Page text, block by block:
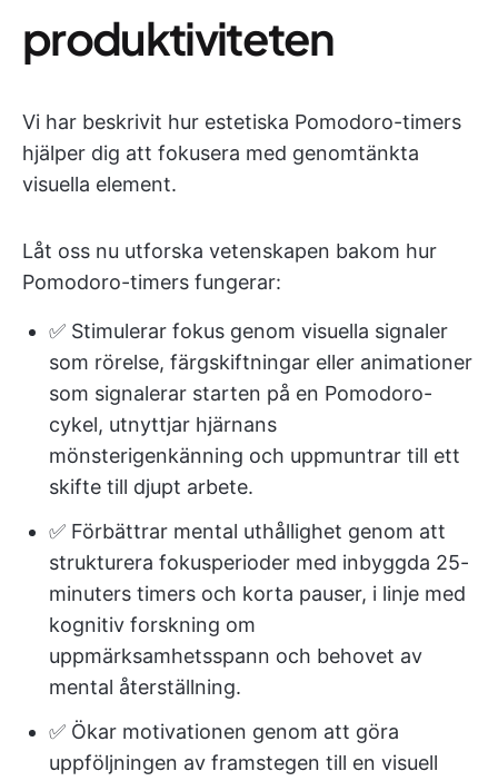
produktiviteten
Vi har beskrivit hur estetiska Pomodoro-timers
hjälper dig att fokusera med genomtänkta
visuella element.
Låt oss nu utforska vetenskapen bakom hur
Pomodoro-timers fungerar:
✅ Stimulerar fokus genom visuella signaler
som rörelse, färgskiftningar eller animationer
som signalerar starten på en Pomodoro-
cykel, utnyttjar hjärnans
mönsterigenkänning och uppmuntrar till ett
skifte till djupt arbete.
✅ Förbättrar mental uthållighet genom att
strukturera fokusperioder med inbyggda 25-
minuters timers och korta pauser, i linje med
kognitiv forskning om
uppmärksamhetsspann och behovet av
mental återställning.
✅ Ökar motivationen genom att göra
uppföljningen av framstegen till en visuell